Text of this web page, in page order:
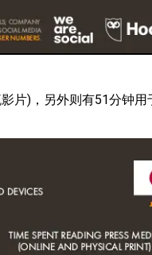
片)，另外则有51分钟用